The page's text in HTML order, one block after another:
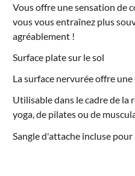
Vous offre une sensation de
vous vous entraînez plus
agréablement !
Surface plate sur le sol
La surface nervurée offre
Utilisable dans le cadre de la
yoga, de pilates ou de
Sangle d'attache incluse